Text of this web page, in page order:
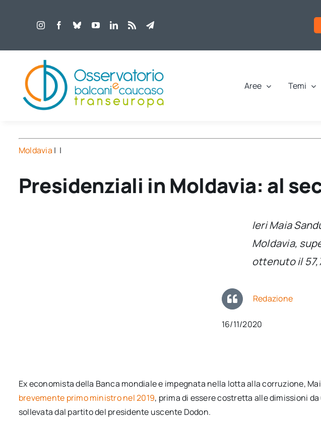
Aree Temi
Moldavia | |
Presidenziali in Moldavia: al
Ieri Maia
Moldavia,
ottenuto il
Redazione
16/11/2020
Ex economista della Banca mondiale e impegnata nella lotta alla corruzione,
brevemente primo ministro nel 2019, prima di essere costretta alle dimissioni
sollevata dal partito del presidente uscente Dodon.